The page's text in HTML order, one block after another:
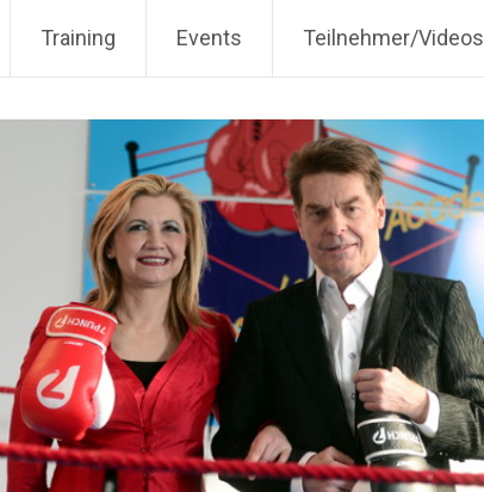
in Dortmund
Training Events Teilnehmer/Videos